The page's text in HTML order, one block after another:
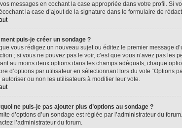
messages en cochant la case appropriée dans votre profil. Si
la case d’ajout de la signature dans le formulaire de
puis-je créer un sondage ?
vous rédigez un nouveau sujet ou éditez le premier message
; si vous ne pouvez pas le voir, c’est que vous n’avez pas
au moins deux options dans les champs adéquats, chaque
d’options par utilisateur en sélectionnant lors du vote “Options
autoriser ou non les utilisateurs à modifier leur vote.
ne puis-je pas ajouter plus d’options au sondage ?
d’options d’un sondage est réglée par l’administrateur du
l’administrateur du forum.